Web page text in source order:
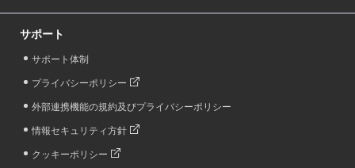
サポート
サポート体制
プライバシーポリシー
外部連携機能の規約及びプライバシーポリシー
情報セキュリティ方針
クッキーポリシー